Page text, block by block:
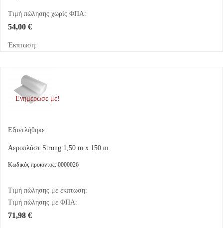
Τιμή πώλησης χωρίς ΦΠΑ:
54,00 €
Έκπτωση:
Ενημέρωσε με!
Εξαντλήθηκε
Αεροπλάστ Strong 1,50 m x 150 m
Κωδικός προϊόντος: 0000026
Τιμή πώλησης με έκπτωση:
Τιμή πώλησης με ΦΠΑ:
71,98 €